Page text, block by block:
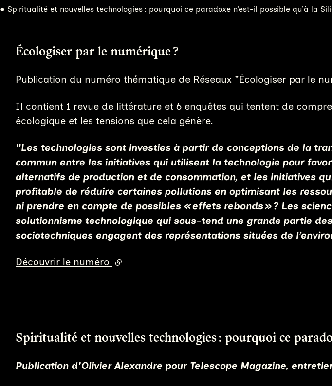
Spiritualité et nouvelles technologies : pourquoi ce paradoxe n’est-il possible qu’à la
Écologiser par le numérique ?
Publication du numéro thématique de Réseaux "Écologiser par le
Il contient 1 revue de littérature et 6 enquêtes qui tentent de
écologique et les tensions que cela génère.
"Les technologies sont investies à partir de conceptions de la
commun entre les initiatives qui utilisent la technologie pour
alternatifs de production et de consommation, et les initiatives
profitable de réduire certaines pollutions en optimisant les
ni prendre en compte de possibles « effets rebonds » ? Les
solutionnisme technologique qui sous-tend une grande partie
sociotechniques engagent des représentations situées de
Découvrir le numéro (lien externe)
Spiritualité et nouvelles technologies : pourquoi ce
Publication d'Olivier Alexandre pour Telescope Magazine,